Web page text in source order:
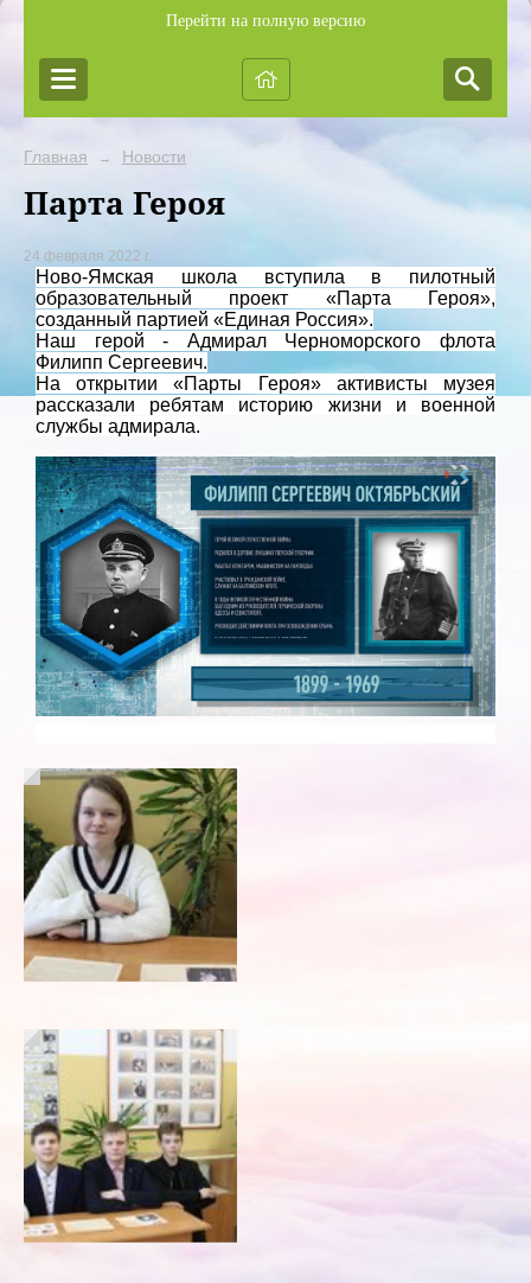
Перейти на полную версию
Главная → Новости
Парта Героя
24 февраля 2022 г.
Ново-Ямская школа вступила в пилотный
образовательный проект «Парта Героя»,
созданный партией «Единая Россия».
Наш герой - Адмирал Черноморского флота
Филипп Сергеевич.
На открытии «Парты Героя» активисты музея
рассказали ребятам историю жизни и военной
службы адмирала.